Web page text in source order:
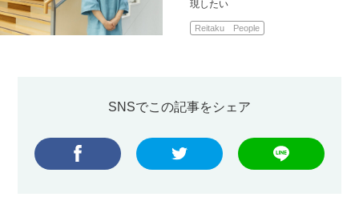
現したい
Reitaku People
SNSでこの記事をシェア